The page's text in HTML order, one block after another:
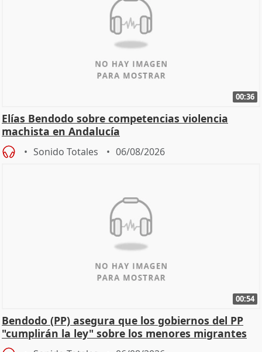
00:36
Elías Bendodo sobre competencias violencia
machista en Andalucía
Sonido Totales 06/08/2026
00:54
Bendodo (PP) asegura que los gobiernos del PP
"cumplirán la ley" sobre los menores migrantes